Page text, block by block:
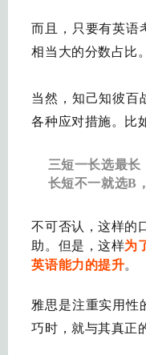
而且，只要有英语
相当大的分数占比。
当然，知己知彼百
各种应对措施。比
三短一长选最长
长短不一就选B
不可否认，这样的
助。但是，这样为
英语能力的提升。
雅思是注重实用性
巧时，就与其真正